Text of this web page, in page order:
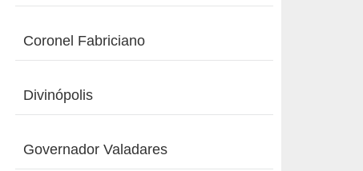
Coronel Fabriciano
Divinópolis
Governador Valadares